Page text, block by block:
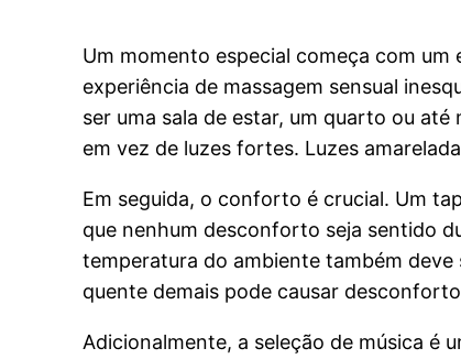
Um momento especial começa com
experiência de massagem sensual
ser uma sala de estar, um quarto ou
em vez de luzes fortes. Luzes
Em seguida, o conforto é crucial. Um
que nenhum desconforto seja sentido
temperatura do ambiente também
quente demais pode causar
Adicionalmente, a seleção de música é